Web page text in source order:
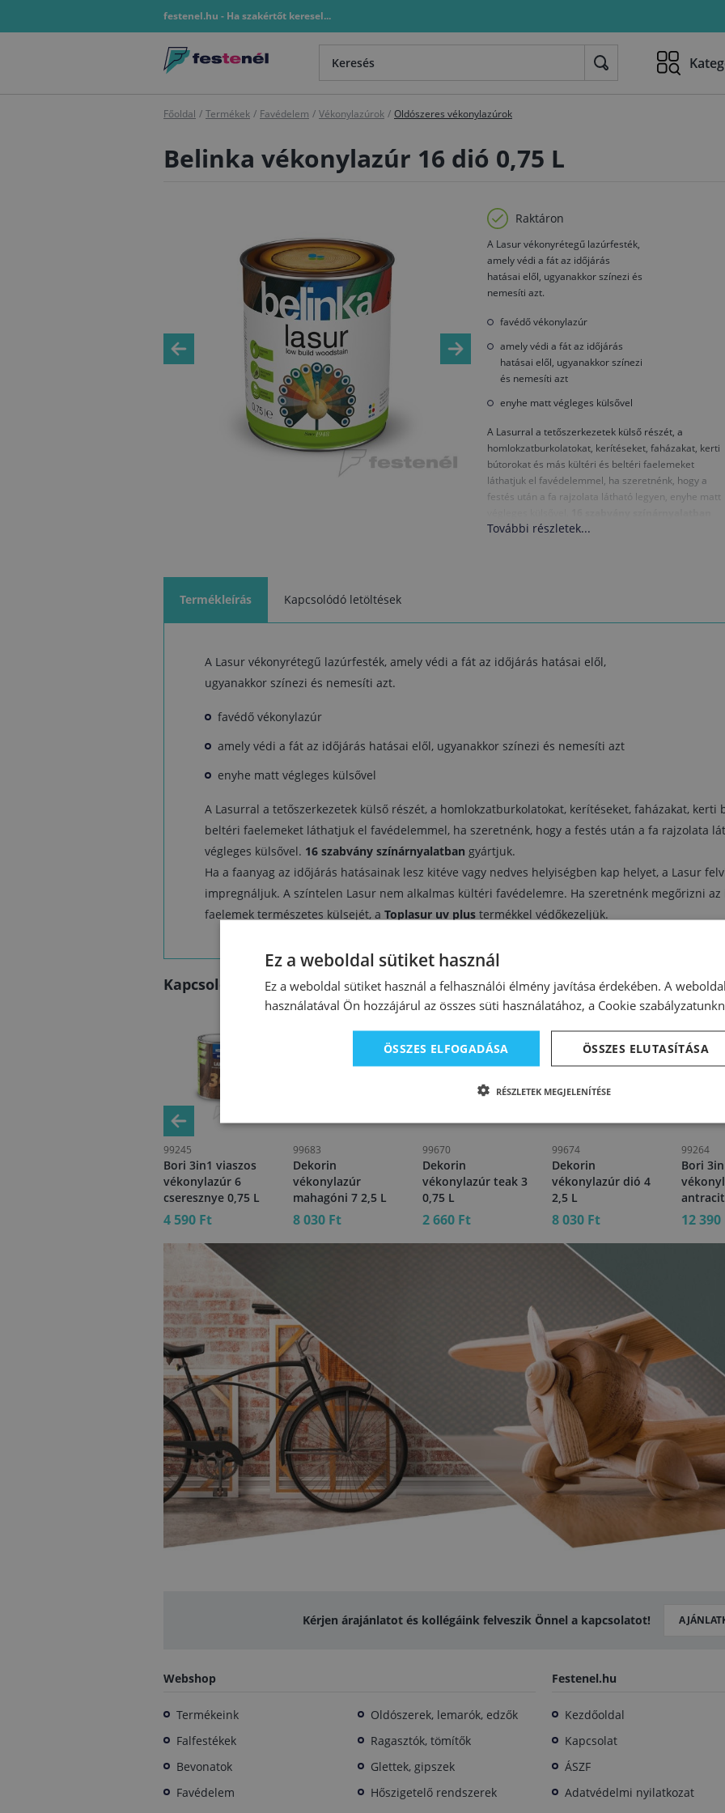
festenel.hu - Ha szakértőt keresel...
Főoldal / Termékek / Favédelem / Vékonylazúrok / Oldószeres vékonylazúrok
Belinka vékonylazúr 16 dió 0,75 L
Raktáron
A Lasur vékonyrétegű lazúrfesték,
amely védi a fát az időjárás
hatásai elől, ugyanakkor színezi és
nemesíti azt.
favédő vékonylazúr
amely védi a fát az időjárás
hatásai elől, ugyanakkor színezi
és nemesíti azt
enyhe matt végleges külsővel
A Lasurral a tetőszerkezetek külső részét, a
homlokzatburkolatokat, kerítéseket, faházakat, kerti
bútorokat és más kültéri és beltéri faelemeket
láthatjuk el favédelemmel, ha szeretnénk, hogy a
festés után a fa rajzolata látható legyen, enyhe matt
gyártjuk.
természetes külsejét, aToplasur uv plustermékkel
További részletek...
Termékleírás Kapcsolódó letöltések
A Lasur vékonyrétegű lazúrfesték, amely védi a fát az időjárás hatásai elől,
ugyanakkor színezi és nemesíti azt.
favédő vékonylazúr
amely védi a fát az időjárás hatásai elől, ugyanakkor színezi és nemesíti azt
enyhe matt végleges külsővel
A Lasurral a tetőszerkezetek külső részét, a homlokzatburkolatokat, kerítéseket, faházakat, kerti
beltéri faelemeket láthatjuk el favédelemmel, ha szeretnénk, hogy a festés után a fa rajzolata
végleges külsővel. 16 szabvány színárnyalatban gyártjuk.
Ha a faanyag az időjárás hatásainak lesz kitéve vagy nedves helyiségben kap helyet, a Lasur
impregnáljuk. A színtelen Lasur nem alkalmas kültéri favédelemre. Ha szeretnénk megőrizni
faelemek természetes külsejét, a Toplasur uv plus termékkel védőkezeljük.
Kapcsolódó termékek
99245
Bori 3in1 viaszos
vékonylazúr 6
cseresznye 0,75 L
4 590 Ft
99683
Dekorin
vékonylazúr
mahagóni 7 2,5 L
8 030 Ft
99670
Dekorin
vékonylazúr teak 3
0,75 L
2 660 Ft
99674
Dekorin
vékonylazúr dió 4
2,5 L
8 030 Ft
99264
Bori
12
Kérjen árajánlatot és kollégáink felveszik Önnel a kapcsolatot!
Webshop
Termékeink
Falfestékek
Bevonatok
Favédelem
Oldószerek, lemarók, edzők
Ragasztók, tömítők
Glettek, gipszek
Hőszigetelő rendszerek
Festenel.hu
Kezdőoldal
Kapcsolat
ÁSZF
Adatvédelmi nyilatkozat
Ez a weboldal sütiket használ
Ez a weboldal sütiket használ a felhasználói élmény javítása érdekében. A
használatával Ön hozzájárul az összes süti használatához, a Cookie
ÖSSZES ELFOGADÁSA ÖSSZES ELUTASÍTÁSA
RÉSZLETEK MEGJELENÍTÉSE